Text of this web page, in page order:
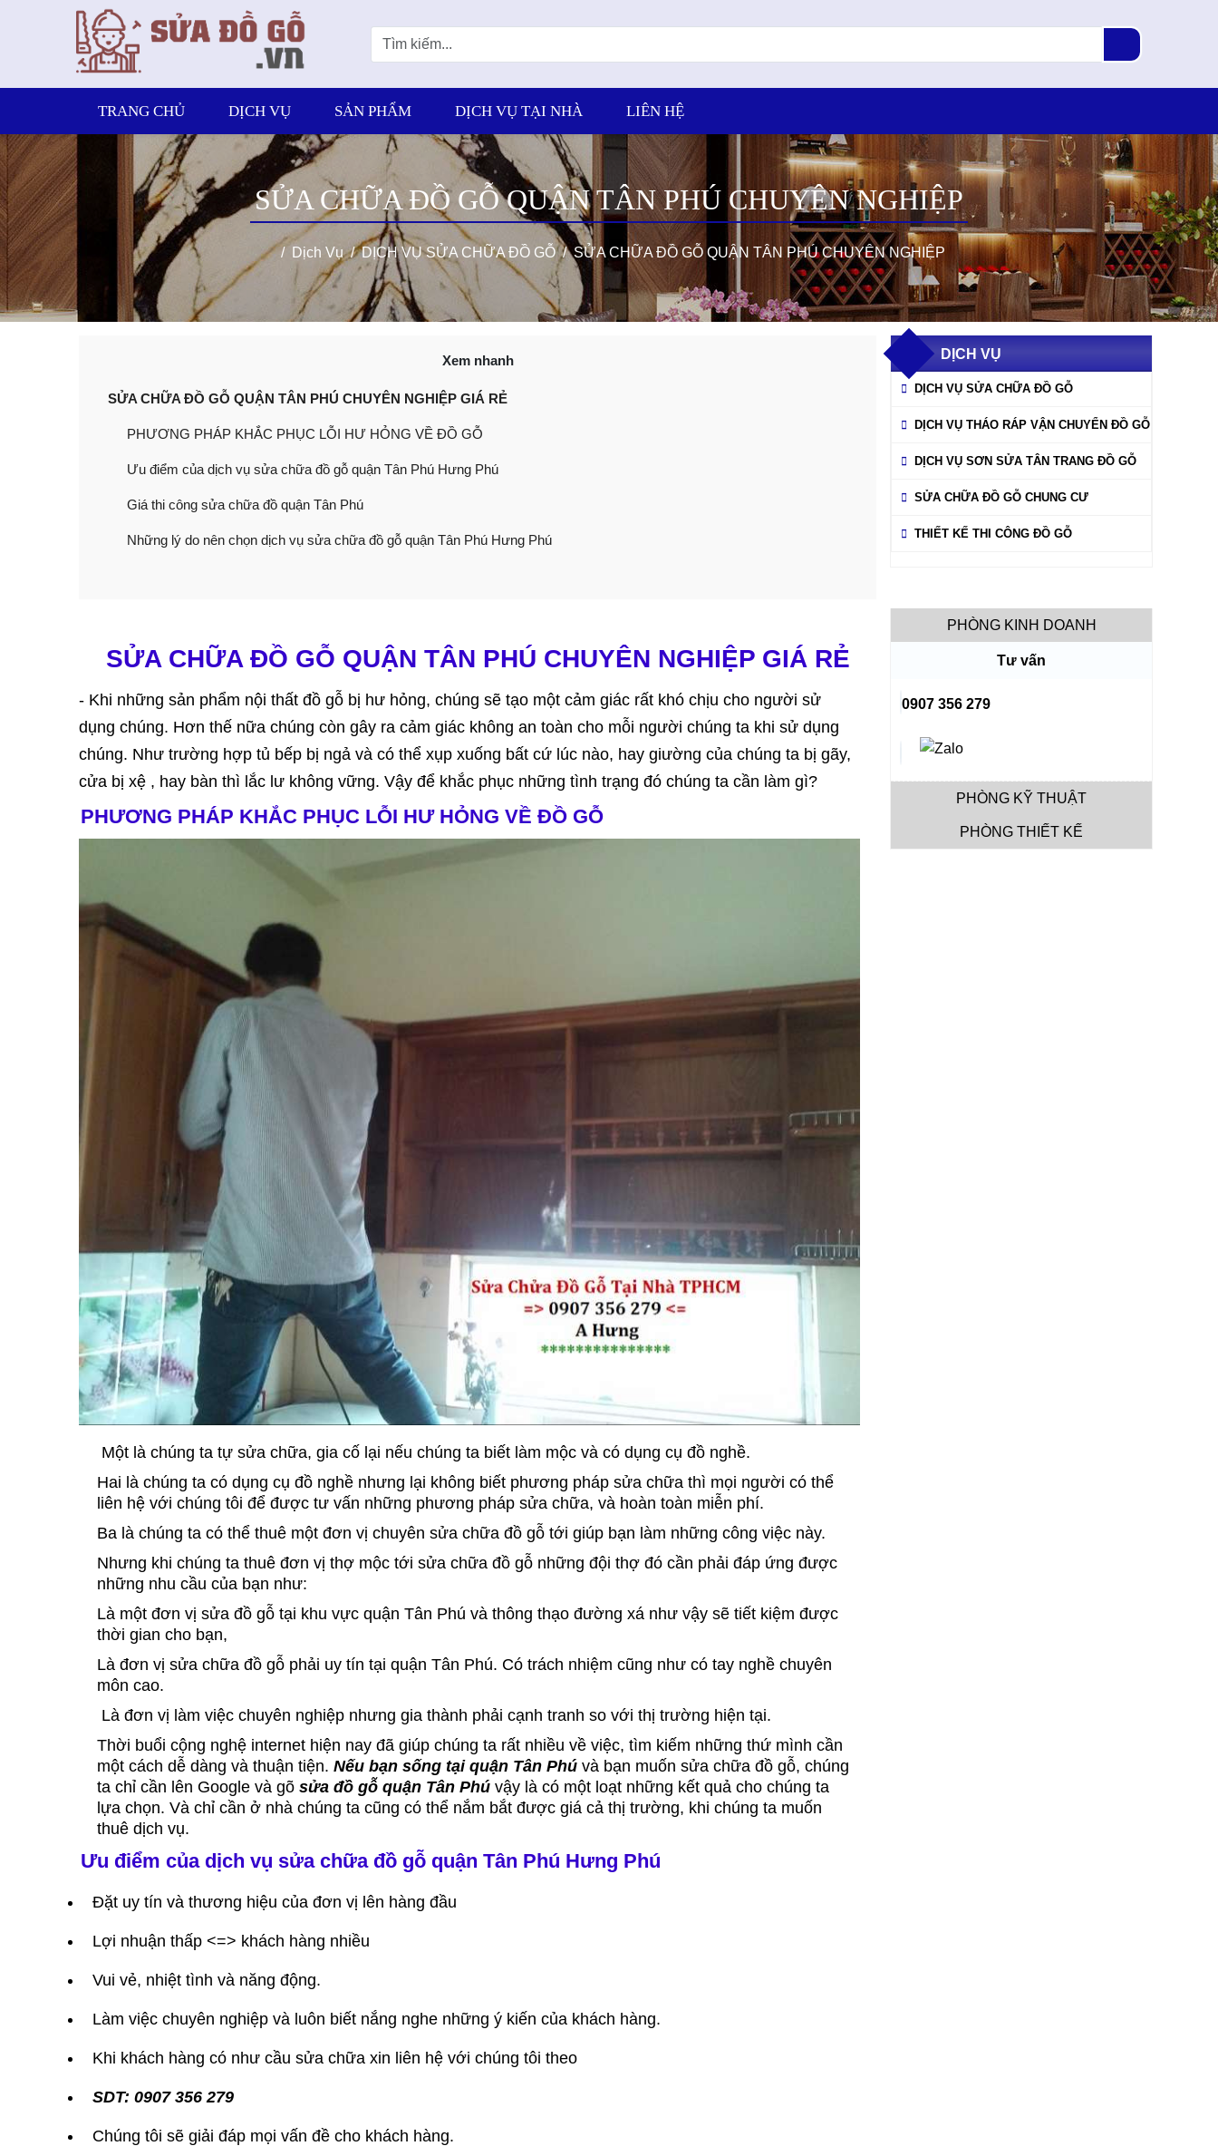
TRANG CHỦ DỊCH VỤ SẢN PHẨM DỊCH VỤ TẠI NHÀ LIÊN HỆ
SỬA CHỮA ĐỒ GỖ QUẬN TÂN PHÚ CHUYÊN NGHIỆP
Dịch Vụ DỊCH VỤ SỬA CHỮA ĐỒ GỖ SỬA CHỮA ĐỒ GỖ QUẬN TÂN PHÚ CHUYÊN NGHIỆP
Xem nhanh
SỬA CHỮA ĐỒ GỖ QUẬN TÂN PHÚ CHUYÊN NGHIỆP GIÁ RẺ
PHƯƠNG PHÁP KHẮC PHỤC LỖI HƯ HỎNG VỀ ĐỒ GỖ
Ưu điểm của dịch vụ sửa chữa đồ gỗ quận Tân Phú Hưng Phú
Giá thi công sửa chữa đồ quận Tân Phú
Những lý do nên chọn dịch vụ sửa chữa đồ gỗ quận Tân Phú Hưng Phú
SỬA CHỮA ĐỒ GỖ QUẬN TÂN PHÚ CHUYÊN NGHIỆP GIÁ RẺ
- Khi những sản phẩm nội thất đồ gỗ bị hư hỏng, chúng sẽ tạo một cảm giác rất khó chịu cho người sử
dụng chúng. Hơn thế nữa chúng còn gây ra cảm giác không an toàn cho mỗi người chúng ta khi sử dụng
chúng. Như trường hợp tủ bếp bị ngả và có thể xụp xuống bất cứ lúc nào, hay giường của chúng ta bị gãy,
cửa bị xệ , hay bàn thì lắc lư không vững. Vậy để khắc phục những tình trạng đó chúng ta cần làm gì?
PHƯƠNG PHÁP KHẮC PHỤC LỖI HƯ HỎNG VỀ ĐỒ GỖ
Một là chúng ta tự sửa chữa, gia cố lại nếu chúng ta biết làm mộc và có dụng cụ đồ nghề.
Hai là chúng ta có dụng cụ đồ nghề nhưng lại không biết phương pháp sửa chữa thì mọi người có thể
liên hệ với chúng tôi để được tư vấn những phương pháp sửa chữa, và hoàn toàn miễn phí.
Ba là chúng ta có thể thuê một đơn vị chuyên sửa chữa đồ gỗ tới giúp bạn làm những công việc này.
Nhưng khi chúng ta thuê đơn vị thợ mộc tới sửa chữa đồ gỗ những đội thợ đó cần phải đáp ứng được
những nhu cầu của bạn như:
Là một đơn vị sửa đồ gỗ tại khu vực quận Tân Phú và thông thạo đường xá như vậy sẽ tiết kiệm được
thời gian cho bạn,
Là đơn vị sửa chữa đồ gỗ phải uy tín tại quận Tân Phú. Có trách nhiệm cũng như có tay nghề chuyên
môn cao.
Là đơn vị làm việc chuyên nghiệp nhưng gia thành phải cạnh tranh so với thị trường hiện tại.
Thời buổi cộng nghệ internet hiện nay đã giúp chúng ta rất nhiều về việc, tìm kiếm những thứ mình cần
một cách dễ dàng và thuận tiện. Nếu bạn sống tại quận Tân Phú và bạn muốn sửa chữa đồ gỗ, chúng
ta chỉ cần lên Google và gõ sửa đồ gỗ quận Tân Phú vậy là có một loạt những kết quả cho chúng ta
lựa chọn. Và chỉ cần ở nhà chúng ta cũng có thể nắm bắt được giá cả thị trường, khi chúng ta muốn
thuê dịch vụ.
Ưu điểm của dịch vụ sửa chữa đồ gỗ quận Tân Phú Hưng Phú
Đặt uy tín và thương hiệu của đơn vị lên hàng đầu
Lợi nhuận thấp <=> khách hàng nhiều
Vui vẻ, nhiệt tình và năng động.
Làm việc chuyên nghiệp và luôn biết nắng nghe những ý kiến của khách hàng.
Khi khách hàng có như cầu sửa chữa xin liên hệ với chúng tôi theo
SDT: 0907 356 279
Chúng tôi sẽ giải đáp mọi vấn đề cho khách hàng.
DỊCH VỤ
DỊCH VỤ SỬA CHỮA ĐỒ GỖ
DỊCH VỤ THÁO RÁP VẬN CHUYỂN ĐỒ GỖ
DỊCH VỤ SƠN SỬA TÂN TRANG ĐỒ GỖ
SỬA CHỮA ĐỒ GỖ CHUNG CƯ
THIẾT KẾ THI CÔNG ĐỒ GỖ
PHÒNG KINH DOANH
Tư vấn
0907 356 279
PHÒNG KỸ THUẬT
PHÒNG THIẾT KẾ